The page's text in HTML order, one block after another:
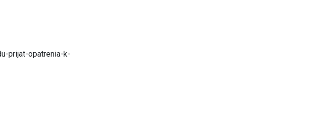
prijat-opatrenia-k-